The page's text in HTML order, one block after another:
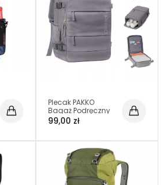
Plecak PAKKO
Bagaż Podręczny
do Samolotu
Wizzair Rayanair
T500
99,00 zł